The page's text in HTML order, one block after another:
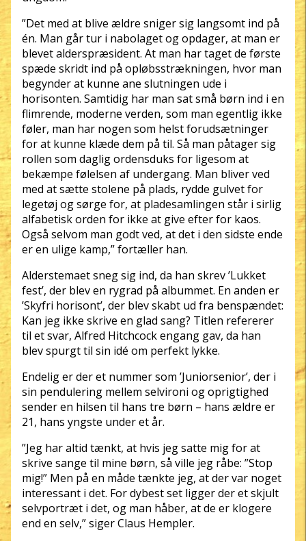
”Det med at blive ældre sniger sig langsomt ind på
én. Man går tur i nabolaget og opdager, at man er
blevet alderspræsident. At man har taget de første
spæde skridt ind på opløbsstrækningen, hvor man
begynder at kunne ane slutningen ude i
horisonten. Samtidig har man sat små børn ind i en
flimrende, moderne verden, som man egentlig ikke
føler, man har nogen som helst forudsætninger
for at kunne klæde dem på til. Så man påtager sig
rollen som daglig ordensduks for ligesom at
bekæmpe følelsen af undergang. Man bliver ved
med at sætte stolene på plads, rydde gulvet for
legetøj og sørge for, at pladesamlingen står i sirlig
alfabetisk orden for ikke at give efter for kaos.
Også selvom man godt ved, at det i den sidste ende
er en ulige kamp,” fortæller han.
Alderstemaet sneg sig ind, da han skrev ’Lukket
fest’, der blev en rygrad på albummet. En anden er
’Skyfri horisont’, der blev skabt ud fra benspændet:
Kan jeg ikke skrive en glad sang? Titlen refererer
til et svar, Alfred Hitchcock engang gav, da han
blev spurgt til sin idé om perfekt lykke.
Endelig er der et nummer som ’Juniorsenior’, der i
sin pendulering mellem selvironi og oprigtighed
sender en hilsen til hans tre børn – hans ældre er
21, hans yngste under et år.
”Jeg har altid tænkt, at hvis jeg satte mig for at
skrive sange til mine børn, så ville jeg råbe: ”Stop
mig!” Men på en måde tænkte jeg, at der var noget
interessant i det. For dybest set ligger der et skjult
selvportræt i det, og man håber, at de er klogere
end en selv,” siger Claus Hempler.